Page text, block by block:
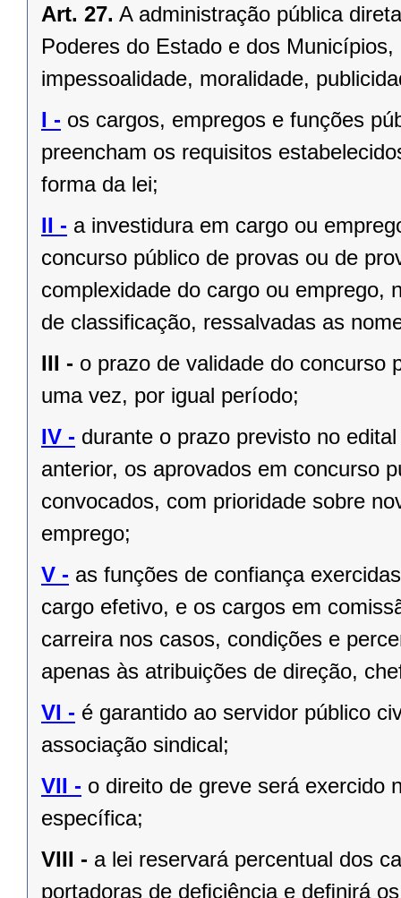
Art. 27. A administração pública
Poderes do Estado e dos
impessoalidade, moralidade,
I - os cargos, empregos e funções
preencham os requisitos
forma da lei;
II - a investidura em cargo ou
concurso público de provas ou de
complexidade do cargo ou emprego,
de classificação, ressalvadas as
III - o prazo de validade do concurso
uma vez, por igual período;
IV - durante o prazo previsto no
anterior, os aprovados em concurso
convocados, com prioridade sobre
emprego;
V - as funções de confiança
cargo efetivo, e os cargos em
carreira nos casos, condições e
apenas às atribuições de direção,
VI - é garantido ao servidor público
associação sindical;
VII - o direito de greve será exercido
específica;
VIII - a lei reservará percentual dos
portadoras de deﬁciência e deﬁnirá